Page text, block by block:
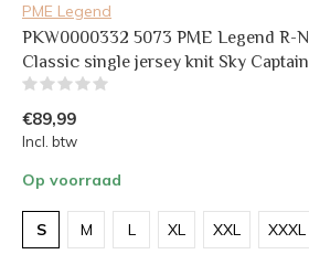
PME Legend
PKW0000332 5073 PME Legend R-
Classic single jersey knit Sky Captain
€89,99
Incl. btw
Op voorraad
S M L XL XXL XXXL